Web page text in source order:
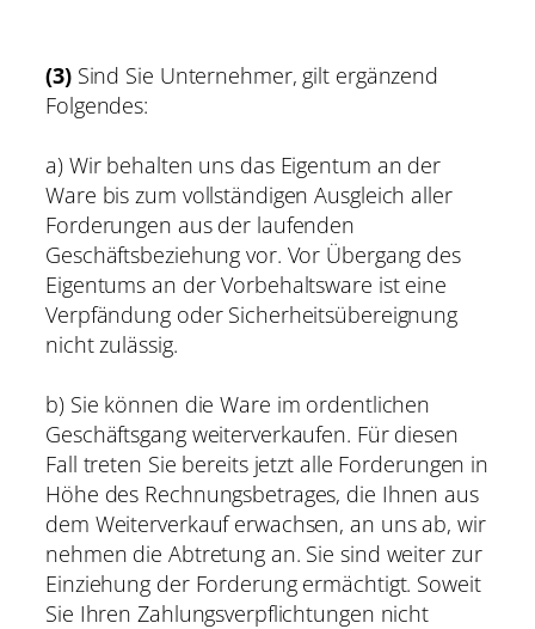
(3)Sind Sie Unternehmer, gilt ergänzend
Folgendes:
a) Wir behalten uns das Eigentum an der
Ware bis zum vollständigen Ausgleich aller
Forderungen aus der laufenden
Geschäftsbeziehung vor. Vor Übergang des
Eigentums an der Vorbehaltsware ist eine
Verpfändung oder Sicherheitsübereignung
nicht zulässig.
b) Sie können die Ware im ordentlichen
Geschäftsgang weiterverkaufen. Für diesen
Fall treten Sie bereits jetzt alle Forderungen in
Höhe des Rechnungsbetrages, die Ihnen aus
dem Weiterverkauf erwachsen, an uns ab, wir
nehmen die Abtretung an. Sie sind weiter zur
Einziehung der Forderung ermächtigt. Soweit
Sie Ihren Zahlungsverpflichtungen nicht